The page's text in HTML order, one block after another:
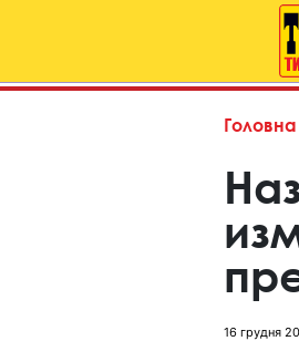
Головна
16 грудня